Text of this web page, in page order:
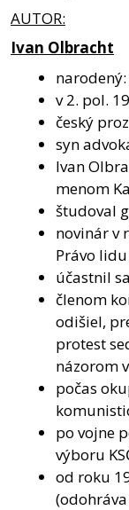
AUTOR:
Ivan Olbracht
v 2. pol.
český
syn
Ivan
menom
študoval
novinár v
Právo
účastnil
členom
odišiel,
protest
názorom
počas
po vojne
výboru
od roku